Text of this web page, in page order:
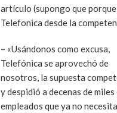
artículo (supongo que porque
Telefonica desde la
– «Usándonos como excusa,
Telefónica se aprovechó de
nosotros, la supuesta
y despidió a decenas de miles
empleados que ya no